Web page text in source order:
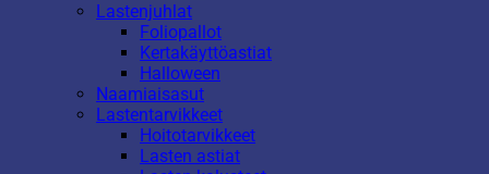
Lastenjuhlat
Foliopallot
Kertakäyttöastiat
Halloween
Naamiaisasut
Lastentarvikkeet
Hoitotarvikkeet
Lasten astiat